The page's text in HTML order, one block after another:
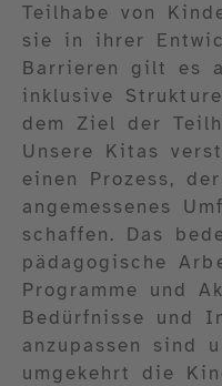
Teilhabe von
sie in ihrer
Barrieren gilt es
inklusive
dem Ziel der
Unsere Kitas
einen Prozess,
angemessenes
schaffen. Das
pädagogische
Programme und
Bedürfnisse und
anzupassen sind
umgekehrt die